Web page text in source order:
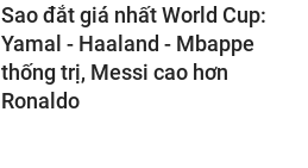
Sao đắt giá nhất World Cup:
Yamal - Haaland - Mbappe
thống trị, Messi cao hơn
Ronaldo